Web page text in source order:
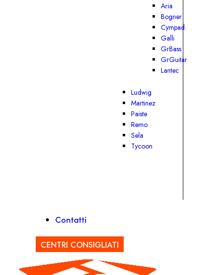
Aria
Bogner
Cympad
Galli
GrBass
GrGuitar
Lantec
Ludwig
Martinez
Paiste
Remo
Sela
Tycoon
Contatti
CENTRI CONSIGLIATI